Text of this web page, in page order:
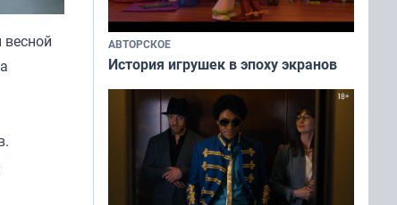
АВТОРСКОЕ
История игрушек в эпоху экранов